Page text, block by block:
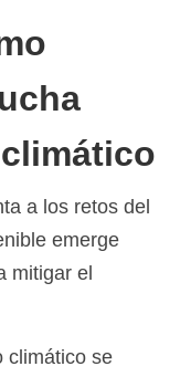
a los retos del
emerge
mitigar el
climático se